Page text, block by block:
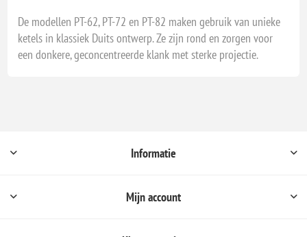
De modellen PT-62, PT-72 en PT-82 maken gebruik van unieke
ketels in klassiek Duits ontwerp. Ze zijn rond en zorgen voor
een donkere, geconcentreerde klank met sterke projectie.
Informatie
Mijn account